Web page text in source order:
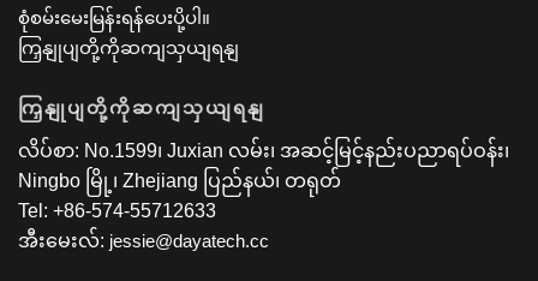
စုံစမ်းမေးမြန်းရန်ပေးပို့ပါ။
ကြှနျုပျတို့ကိုဆကျသှယျရနျ
ကြှနျုပျတို့ကိုဆကျသှယျရနျ
လိပ်စာ: No.1599၊ Juxian လမ်း၊ အဆင့်မြင့်နည်းပညာရပ်ဝန်း၊
Ningbo မြို့၊ Zhejiang ပြည်နယ်၊ တရုတ်
Tel: +86-574-55712633
အီးမေးလ်: jessie@dayatech.cc